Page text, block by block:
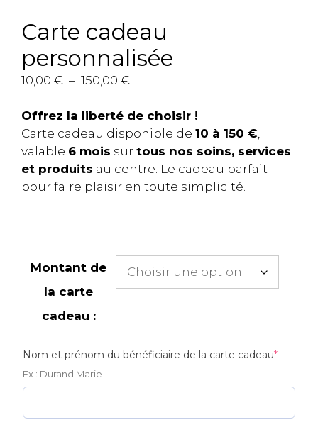
Carte cadeau
personnalisée
10,00 € – 150,00 €Plage
prix :
10,00 €
à
150,00 €
Offrez la liberté de choisir !
Carte cadeau disponible de 10 à 150 €,
valable 6 mois sur tous nos soins, services
et produits au centre. Le cadeau parfait
pour faire plaisir en toute simplicité.
Montant de
la carte
cadeau :
Nom et prénom du bénéficiaire de la carte cadeau*
Ex : Durand Marie